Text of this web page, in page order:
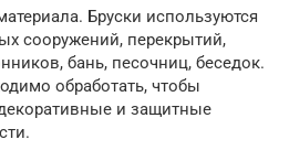
Бруски используются
сооружений, перекрытий,
бань, песочниц, беседок.
обработать, чтобы
и защитные